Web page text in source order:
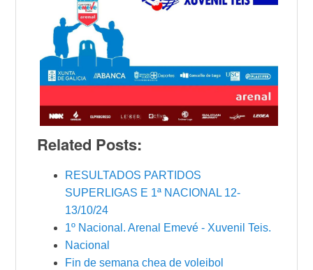
Related Posts:
RESULTADOS PARTIDOS
SUPERLIGAS E 1ª NACIONAL 12-
13/10/24
1º Nacional. Arenal Emevé - Xuvenil Teis.
Nacional
Fin de semana chea de voleibol